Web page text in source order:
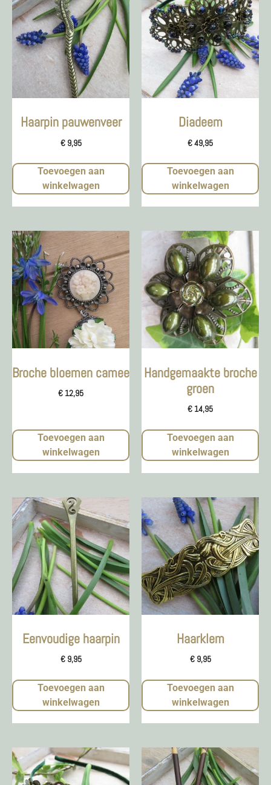
Haarpin pauwenveer
€9,95
Toevoegen aan
winkelwagen
Diadeem
€49,95
Toevoegen aan
winkelwagen
Broche bloemen camee
€ 12,95
Toevoegen aan
winkelwagen
Handgemaakte broche
groen
€ 14,95
Toevoegen aan
winkelwagen
Eenvoudige haarpin
€9,95
Toevoegen aan
winkelwagen
Haarklem
€9,95
Toevoegen aan
winkelwagen